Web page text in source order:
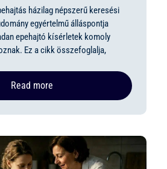
házilag népszerű keresési
egyértelmű álláspontja
epehajtó kísérletek komoly
Ez a cikk összefoglalja,
Read more